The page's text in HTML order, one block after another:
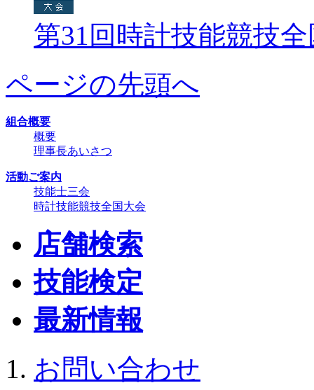
第31回時計技能競技
ページの先頭へ
組合概要
概要
理事長あいさつ
活動ご案内
技能士三会
時計技能競技全国大会
店舗検索
技能検定
最新情報
お問い合わせ